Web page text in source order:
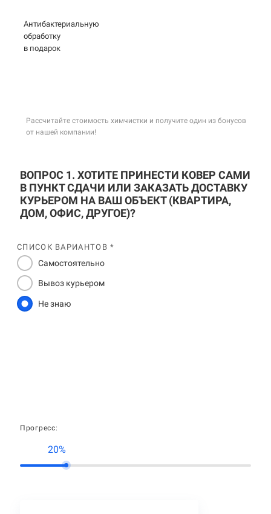
Антибактериальную
обработку
в подарок
Рассчитайте стоимость химчистки и получите один из бонусов
от нашей компании!
ВОПРОС 1. ХОТИТЕ ПРИНЕСТИ КОВЕР САМИ
В ПУНКТ СДАЧИ ИЛИ ЗАКАЗАТЬ ДОСТАВКУ
КУРЬЕРОМ НА ВАШ ОБЪЕКТ (КВАРТИРА,
ДОМ, ОФИС, ДРУГОЕ)?
СПИСОК ВАРИАНТОВ *
Самостоятельно
Вывоз курьером
Не знаю
Прогресс:
20%